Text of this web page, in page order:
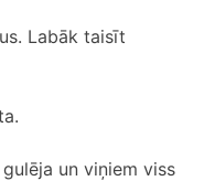
Labāk taisīt
un viņiem viss